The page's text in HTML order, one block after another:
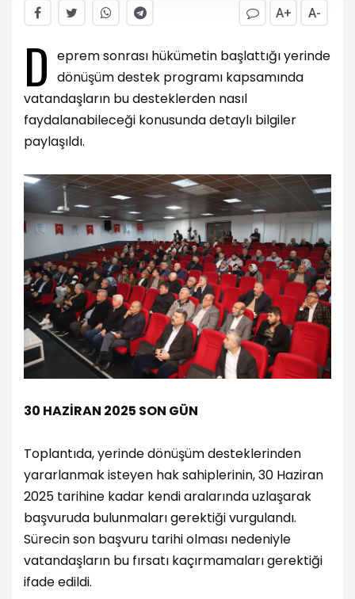
A+ A-
D eprem sonrası hükümetin başlattığı yerinde
dönüşüm destek programı kapsamında
vatandaşların bu desteklerden nasıl
faydalanabileceği konusunda detaylı bilgiler
paylaşıldı.
30 HAZİRAN 2025 SON GÜN
Toplantıda, yerinde dönüşüm desteklerinden
yararlanmak isteyen hak sahiplerinin, 30 Haziran
2025 tarihine kadar kendi aralarında uzlaşarak
başvuruda bulunmaları gerektiği vurgulandı.
Sürecin son başvuru tarihi olması nedeniyle
vatandaşların bu fırsatı kaçırmamaları gerektiği
ifade edildi.